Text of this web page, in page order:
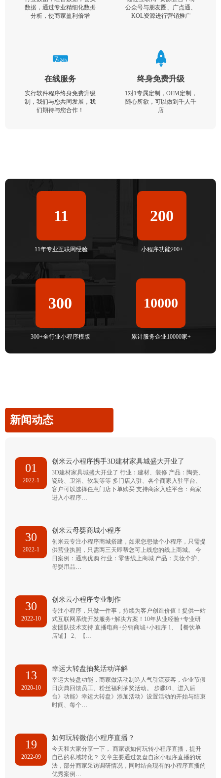
数据，通过专业精细化数据
分析，使商家盈利倍增
公众号与朋友圈、广点通、
KOL资源进行营销推广
在线服务
实行软件程序终身免费升级
制，我们与您共同发展，我
们期待与您合作！
终身免费升级
1对1专属定制，OEM定制，
随心所欲，可以做到千人千
店
11
11年专业互联网经验
200
小程序功能200+
300
300+全行业小程序模版
10000
累计服务企业10000家+
新闻动态
01
2022-1
创米云小程序携手3D建材家具城盛大开业了
3D建材家具城盛大开业了 行业：建材、装修 产品：陶瓷、
瓷砖、卫浴、软装等等 多门店入驻、各个商家入驻平台、
客户可以选择任意门店下单购买 支持商家入驻平台：商家
进入小程序…
30
2022-1
创米云母婴商城小程序
创米云专注小程序商城搭建，如果您想做个小程序，只需提
供营业执照，只需两三天即帮您可上线您的线上商城。 今
日案例：通惠优购 行业：零售线上商城 产品：美妆个护、
母婴用品…
30
2022-10
创米云小程序专业制作
专注小程序，只做一件事，持续为客户创造价值！提供一站
式互联网系统开发服务+解决方案！10年从业经验+专业研
发团队技术支持 直播电商+分销商城+小程序 1、【餐饮单
店铺】 2、【…
13
2020-10
幸运大转盘抽奖活动详解
幸运大转盘功能，商家做活动制造人气引流获客，企业节假
日庆典回馈员工、粉丝福利抽奖活动。 步骤01、进入后
台》功能》幸运大转盘》添加活动》设置活动的开始与结束
时间、每个…
19
2022-09
如何玩转微信小程序直播？
今天和大家分享一下， 商家该如何玩转小程序直播，提升
自己的私域转化？ 文章主要通过复盘自家小程序直播的玩
法，部分商家采访调研情况，同时结合现有的小程序直播的
优秀案例…